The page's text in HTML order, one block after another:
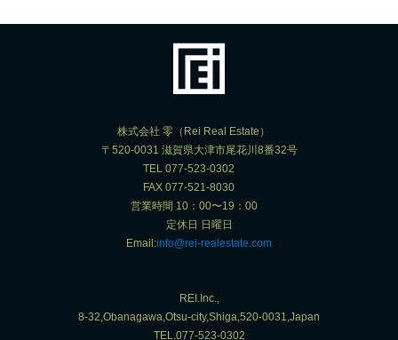
株式会社 零（Rei Real Estate）
〒520-0031 滋賀県大津市尾花川8番32号
TEL 077-523-0302
FAX 077-521-8030
営業時間 10：00〜19：00
定休日 日曜日
Email:info@rei-realestate.com
REI.Inc.,
8-32,Obanagawa,Otsu-city,Shiga,520-0031,Japan
TEL.077-523-0302